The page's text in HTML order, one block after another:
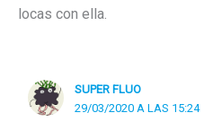
locas con ella.
SUPER FLUO
29/03/2020 A LAS 15:24